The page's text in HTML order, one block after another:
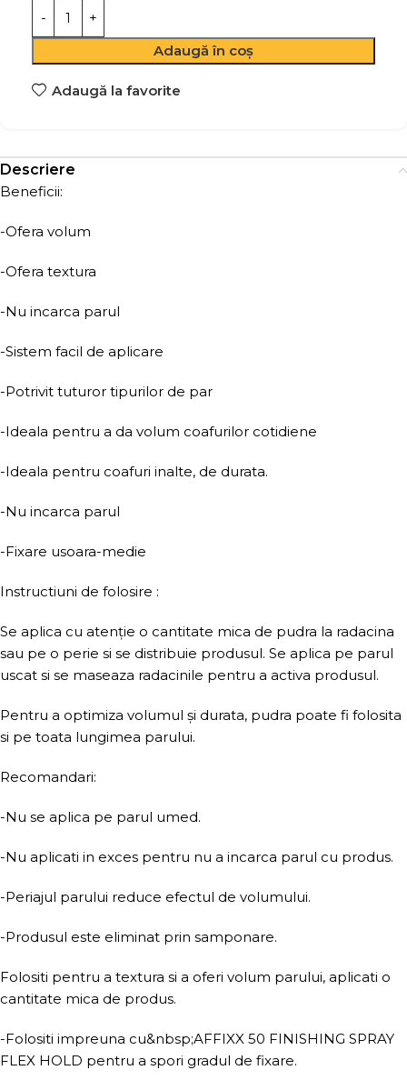
Adaugă în coș
Adaugă la favorite
Descriere
Beneficii:
-Ofera volum
-Ofera textura
-Nu incarca parul
-Sistem facil de aplicare
-Potrivit tuturor tipurilor de par
-Ideala pentru a da volum coafurilor cotidiene
-Ideala pentru coafuri inalte, de durata.
-Nu incarca parul
-Fixare usoara-medie
Instructiuni de folosire :
Se aplica cu atenție o cantitate mica de pudra la radacina
sau pe o perie si se distribuie produsul. Se aplica pe parul
uscat si se maseaza radacinile pentru a activa produsul.
Pentru a optimiza volumul și durata, pudra poate fi folosita
si pe toata lungimea parului.
Recomandari:
-Nu se aplica pe parul umed.
-Nu aplicati in exces pentru nu a incarca parul cu produs.
-Periajul parului reduce efectul de volumului.
-Produsul este eliminat prin samponare.
Folositi pentru a textura si a oferi volum parului, aplicati o
cantitate mica de produs.
-Folositi impreuna cu&nbsp;AFFIXX 50 FINISHING SPRAY
FLEX HOLD pentru a spori gradul de fixare.